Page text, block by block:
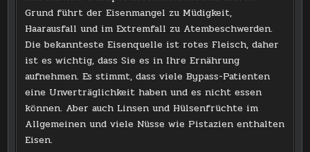
Grund führt der Eisenmangel zu Müdigkeit,
Haarausfall und im Extremfall zu Atembeschwerden.
Die bekannteste Eisenquelle ist rotes Fleisch, daher
ist es wichtig, dass Sie es in Ihre Ernährung
aufnehmen. Es stimmt, dass viele Bypass-Patienten
eine Unverträglichkeit haben und es nicht essen
können. Aber auch Linsen und Hülsenfrüchte im
Allgemeinen und viele Nüsse wie Pistazien enthalten
Eisen.